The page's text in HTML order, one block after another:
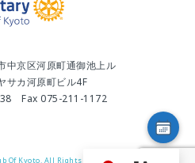
中京区河原町通御池上ル
サカ河原町ビル4F
Fax 075-211-1172
Of Kyoto. All Rights Reserved.